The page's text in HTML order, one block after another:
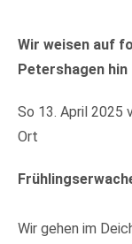
Wir weisen auf
Petershagen hin
So 13. April 2025
Ort
Wir gehen im